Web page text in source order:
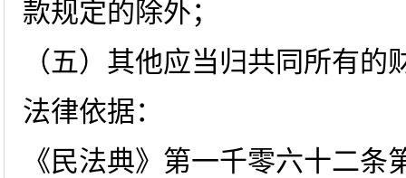
款规定的除外；
（五）其他应当归共同所有的
法律依据：
《民法典》第一千零六十二条